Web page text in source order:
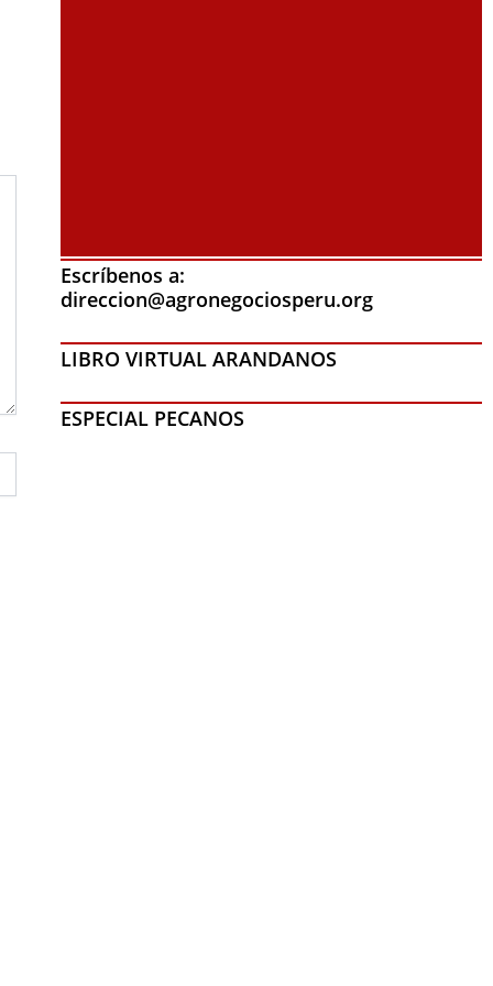
Escríbenos a:
direccion@agronegociosperu.org
LIBRO VIRTUAL ARANDANOS
ESPECIAL PECANOS